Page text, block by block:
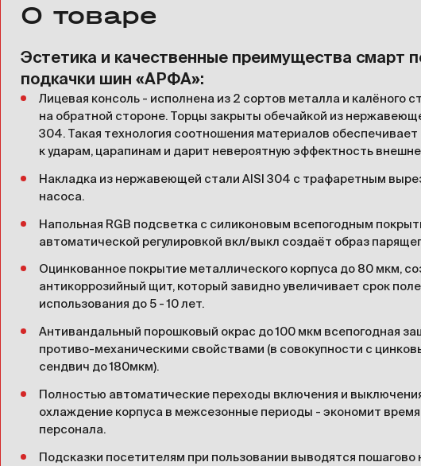
О товаре
Эстетика и качественные преимущества смарт
подкачки шин «АРФА»:
Лицевая консоль - исполнена из 2 сортов металла и калёного
на обратной стороне. Торцы закрыты обечайкой из
304. Такая технология соотношения материалов
к ударам, царапинам и дарит невероятную эффектность
Накладка из нержавеющей стали AISI 304 c трафаретным
насоса.
Напольная RGB подсветка с силиконовым всепогодным
автоматической регулировкой вкл/выкл создаёт образ
Оцинкованное покрытие металлического корпуса до 80 мкм,
антикоррозийный щит, который завидно увеличивает срок
использования до 5 - 10 лет.
Антивандальный порошковый окрас до 100 мкм всепогодная
противо-механическими свойствами (в совокупности с
сендвич до 180мкм).
Полностью автоматические переходы включения и
охлаждение корпуса в межсезонные периоды - экономит время
персонала.
Подсказки посетителям при пользовании выводятся пошагово